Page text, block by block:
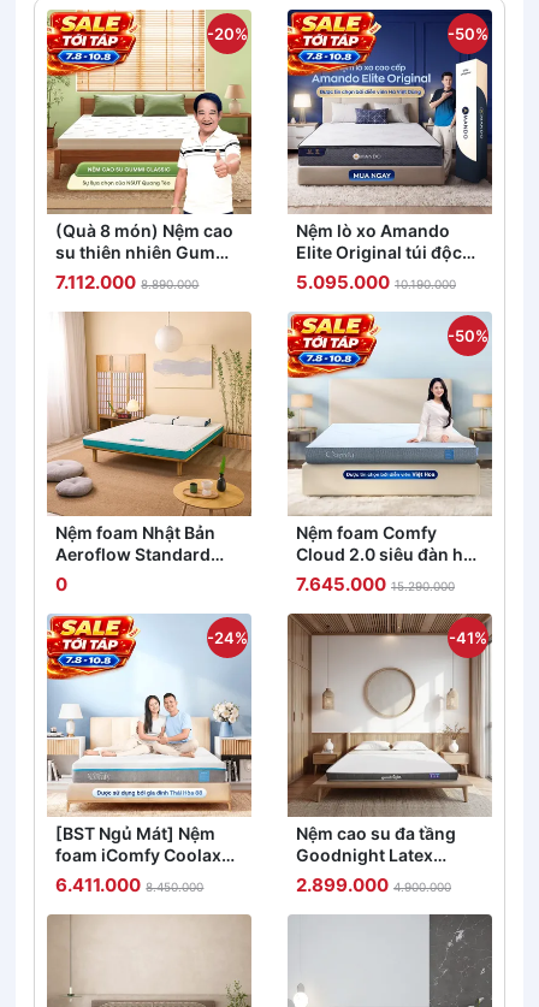
-20%
(Quà 8 món) Nệm cao
su thiên nhiên Gummi
Classic thế hệ mới dày
5/10/15cm
7.112.000 8.890.000
-50%
Nệm lò xo Amando
Elite Original túi độc
lập tiêu chuẩn khách
sạn 5 sao dày 23cm
5.095.000 10.190.000
Nệm foam Nhật Bản
Aeroflow Standard
nâng đỡ cơ thể dày
12cm
0
-50%
Nệm foam Comfy
Cloud 2.0 siêu đàn hồi
dày 15cm
7.645.000 15.290.000
-24%
[BST Ngủ Mát] Nệm
foam iComfy Coolax
đa tầng thoáng mát,
massage thư giãn dày
15cm
6.411.000 8.450.000
-41%
Nệm cao su đa tầng
Goodnight Latex
Hybrid (Rena) vững
chắc, thông thoáng
dày 10cm
2.899.000 4.900.000